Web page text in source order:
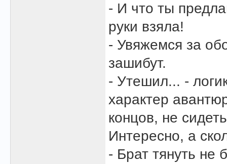
- И что ты
руки взяла!
- Увяжемся за
зашибут.
- Утешил... -
характер
концов, не
Интересно, а
- Брат тянуть не